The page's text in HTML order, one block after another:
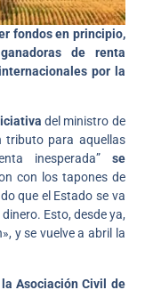
fondos en principio,
de renta
por la
del ministro de
tributo para aquellas
inesperada” se
con los tapones de
que el Estado se va
Esto, desde ya,
y se vuelve a abril la
la Asociación Civil de